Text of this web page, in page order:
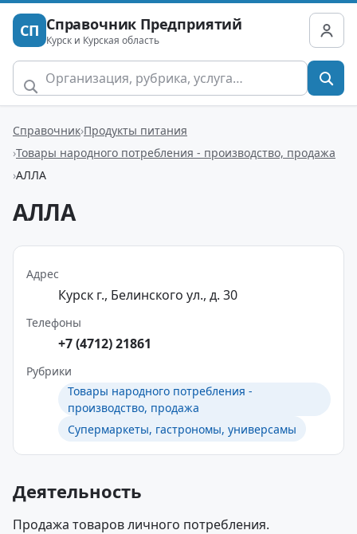
СП Справочник Предприятий
Курск и Курская область
Справочник Продукты питания
Товары народного потребления - производство, продажа
АЛЛА
АЛЛА
Адрес
Курск г., Белинского ул., д. 30
Телефоны
+7 (4712) 21861
Рубрики
Товары народного потребления -
производство, продажа
Супермаркеты, гастрономы, универсамы
Деятельность
Продажа товаров личного потребления.